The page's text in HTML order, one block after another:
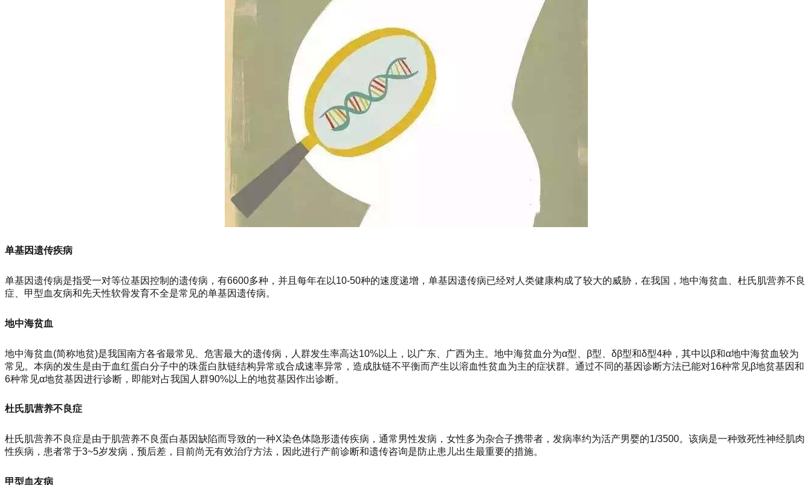
单基因遗传疾病
单基因遗传病是指受一对等位基因控制的遗传病，有6600多种，并且每年在以10-50种的速度递增，单基因遗传病已经对人类健康构成了较大的威胁，在我国，地中海贫血、杜氏肌营养不良
症、甲型血友病和先天性软骨发育不全是常见的单基因遗传病。
地中海贫血
地中海贫血(简称地贫)是我国南方各省最常见、危害最大的遗传病，人群发生率高达10%以上，以广东、广西为主。地中海贫血分为α型、β型、δβ型和δ型4种，其中以β和α地中海贫血较为
常见。本病的发生是由于血红蛋白分子中的珠蛋白肽链结构异常或合成速率异常，造成肽链不平衡而产生以溶血性贫血为主的症状群。通过不同的基因诊断方法已能对16种常见β地贫基因和
6种常见α地贫基因进行诊断，即能对占我国人群90%以上的地贫基因作出诊断。
杜氏肌营养不良症
杜氏肌营养不良症是由于肌营养不良蛋白基因缺陷而导致的一种X染色体隐形遗传疾病，通常男性发病，女性多为杂合子携带者，发病率约为活产男婴的1/3500。该病是一种致死性神经肌肉
性疾病，患者常于3~5岁发病，预后差，目前尚无有效治疗方法，因此进行产前诊断和遗传咨询是防止患儿出生最重要的措施。
甲型血友病